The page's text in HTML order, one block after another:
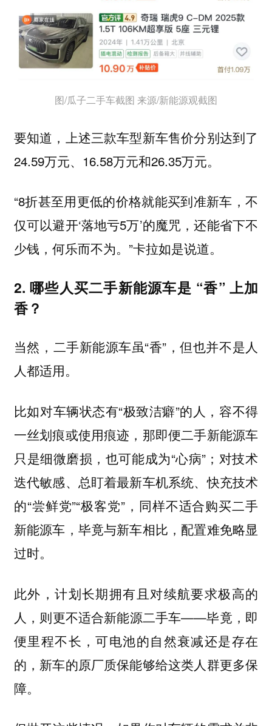
图/瓜子二手车截图 来源/新能源观截图
要知道，上述三款车型新车售价分别达到了
24.59万元、16.58万元和26.35万元。
“8折甚至用更低的价格就能买到准新车，不
仅可以避开‘落地亏5万’的魔咒，还能省下不
少钱，何乐而不为。”卡拉如是说道。
2. 哪些人买二手新能源车是 “香” 上加
香？
当然，二手新能源车虽“香”，但也并不是人
人都适用。
比如对车辆状态有“极致洁癖”的人，容不得
一丝划痕或使用痕迹，那即便二手新能源车
只是细微磨损，也可能成为“心病”；对技术
迭代敏感、总盯着最新车机系统、快充技术
的“尝鲜党”“极客党”，同样不适合购买二手
新能源车，毕竟与新车相比，配置难免略显
过时。
此外，计划长期拥有且对续航要求极高的
人，则更不适合新能源二手车——毕竟，即
便里程不长，可电池的自然衰减还是存在
的，新车的原厂质保能够给这类人群更多保
障。